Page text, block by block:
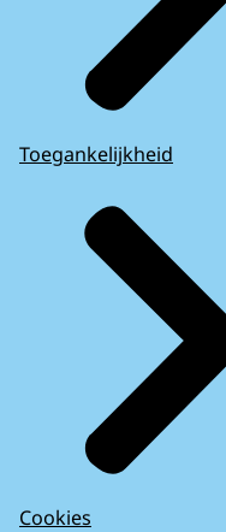
Toegankelijkheid
Cookies